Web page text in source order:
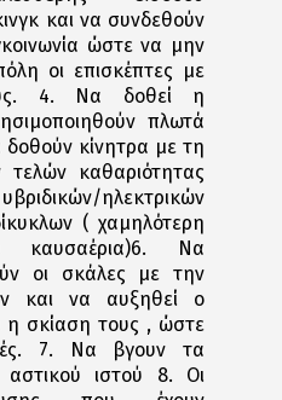
και να συνδεθούν
ώστε να μην
οι επισκέπτες με
4. Να δοθεί η
πλωτά
κίνητρα με τη
τελών καθαριότητας
ηλεκτρικών
( χαμηλότερη
καυσαέρια)6. Να
οι σκάλες με την
και να αυξηθεί ο
η σκίαση τους , ώστε
7. Να βγουν τα
αστικού ιστού 8. Οι